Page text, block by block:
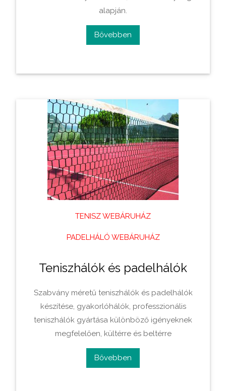
alapján.
Bővebben
TENISZ WEBÁRUHÁZ
PADELHÁLÓ WEBÁRUHÁZ
Teniszhálók és padelhálók
Szabvány méretű teniszhálók és padelhálók
készí­tése, gyakorlóhálók, professzionális
teniszhálók gyártása különböző igényeknek
megfelelően, kültérre és beltérre
Bővebben